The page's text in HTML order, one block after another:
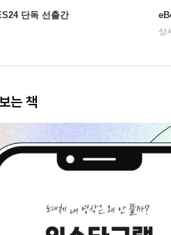
단독 선출간
상
는 책